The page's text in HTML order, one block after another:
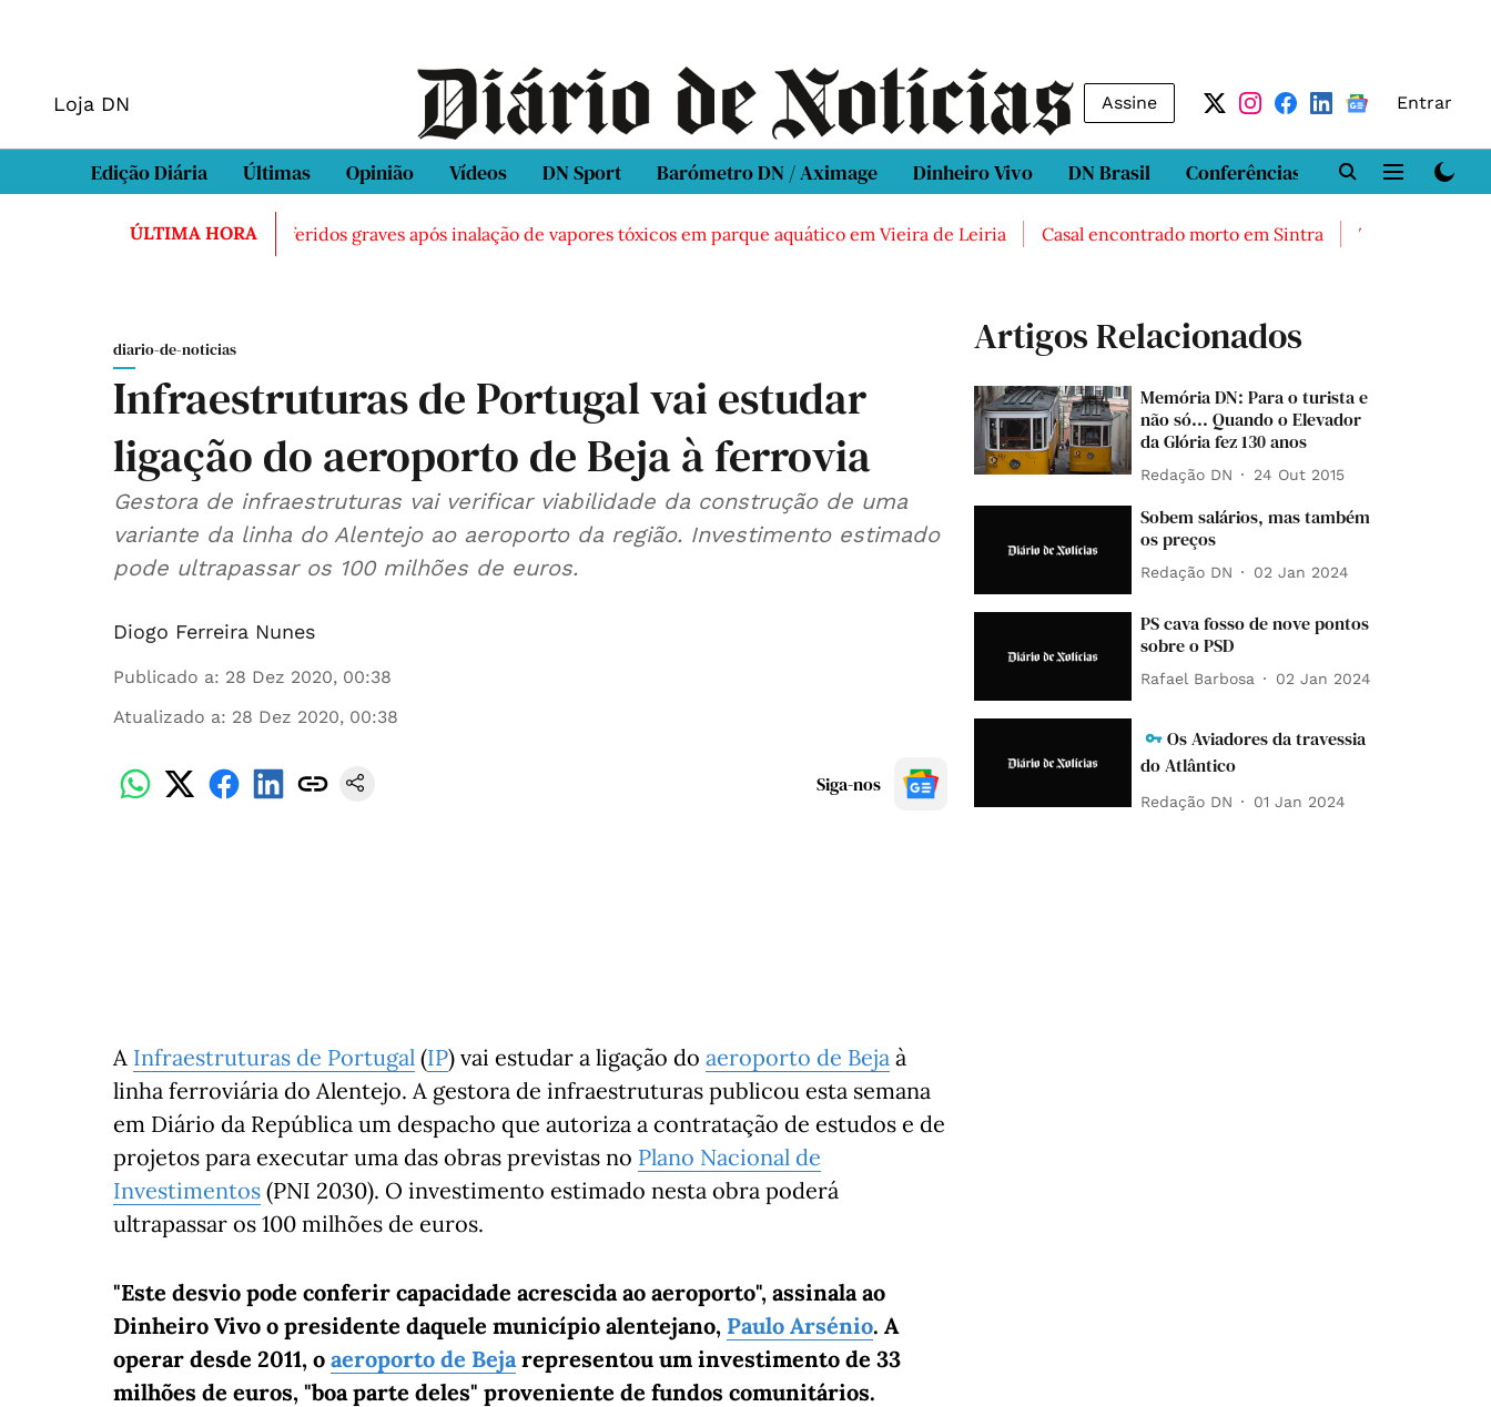
Loja DN Assine Entrar
Edição Diária Últimas Opinião Vídeos DN Sport Barómetro DN / Aximage Dinheiro Vivo DN Brasil Conferências DN LAB
ÚLTIMA HORA
morto em Sintra Três feridos graves após inalação de vapores tóxicos em parque aquático em Vieira de Leiria Casal encontrado morto em Sintra Três feridos graves
diario-de-noticias
Infraestruturas de Portugal vai estudar
ligação do aeroporto de Beja à ferrovia
Gestora de infraestruturas vai verificar viabilidade da construção de uma
variante da linha do Alentejo ao aeroporto da região. Investimento estimado
pode ultrapassar os 100 milhões de euros.
Diogo Ferreira Nunes
Publicado a: 28 Dez 2020, 00:38
Atualizado a: 28 Dez 2020, 00:38
Siga-nos
A Infraestruturas de Portugal (IP) vai estudar a ligação do aeroporto de Beja à
linha ferroviária do Alentejo. A gestora de infraestruturas publicou esta semana
em Diário da República um despacho que autoriza a contratação de estudos e de
projetos para executar uma das obras previstas no Plano Nacional de
Investimentos (PNI 2030). O investimento estimado nesta obra poderá
ultrapassar os 100 milhões de euros.
"Este desvio pode conferir capacidade acrescida ao aeroporto", assinala ao
Dinheiro Vivo o presidente daquele município alentejano, Paulo Arsénio. A
operar desde 2011, o aeroporto de Bejarepresentou um investimento de 33
milhões de euros, "boa parte deles" proveniente de fundos comunitários.
Artigos Relacionados
Memória DN: Para o turista e
não só... Quando o Elevador
da Glória fez 130 anos
Redação DN 24 Out 2015
Sobem salários, mas também
os preços
Redação DN 02 Jan 2024
PS cava fosso de nove pontos
sobre o PSD
Rafael Barbosa 02 Jan 2024
Os Aviadores da travessia
do Atlântico
Redação DN 01 Jan 2024